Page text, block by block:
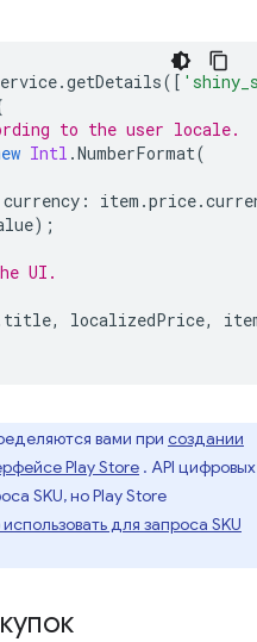
.getDetails([
to the user locale.
Intl .NumberFormat(
currency : item .price.
);
UI.
title, localizedPrice,
вами при создании
Play Store . API цифровых
SKU, но Play Store
для запроса SKU